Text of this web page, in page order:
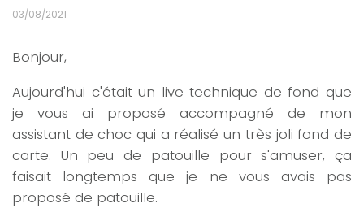
03/08/2021
Bonjour,
Aujourd'hui c'était un live technique de fond que
je vous ai proposé accompagné de mon
assistant de choc qui a réalisé un très joli fond de
carte. Un peu de patouille pour s'amuser, ça
faisait longtemps que je ne vous avais pas
proposé de patouille.